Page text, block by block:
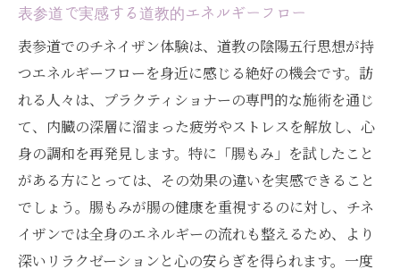
表参道で実感する道教的エネルギーフロー
表参道でのチネイザン体験は、道教の陰陽五行思想が持
つエネルギーフローを身近に感じる絶好の機会です。訪
れる人々は、プラクティショナーの専門的な施術を通じ
て、内臓の深層に溜まった疲労やストレスを解放し、心
身の調和を再発見します。特に「腸もみ」を試したこと
がある方にとっては、その効果の違いを実感できること
でしょう。腸もみが腸の健康を重視するのに対し、チネ
イザンでは全身のエネルギーの流れも整えるため、より
深いリラクゼーションと心の安らぎを得られます。一度